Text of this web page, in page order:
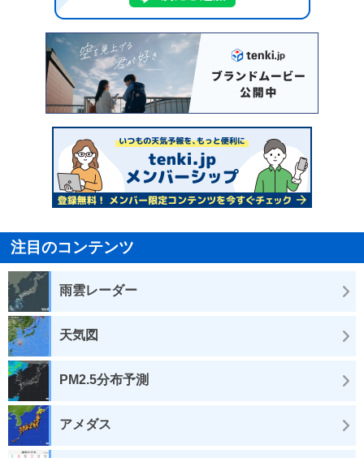
注目のコンテンツ
雨雲レーダー
天気図
PM2.5分布予測
アメダス